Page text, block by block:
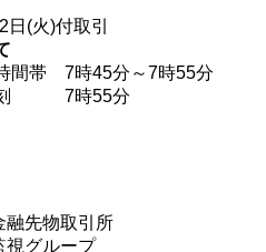
(火)付取引
間帯 7時45分～7時55分
刻 7時55分
先物取引所
視グループ